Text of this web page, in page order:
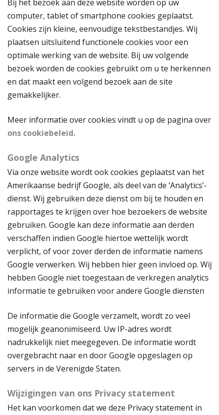
Bij het bezoek aan deze website worden op uw
computer, tablet of smartphone cookies geplaatst.
Cookies zijn kleine, eenvoudige tekstbestandjes. Wij
plaatsen uitsluitend functionele cookies voor een
optimale werking van de website. Bij uw volgende
bezoek worden de cookies gebruikt om u te herkennen
en dat maakt een volgend bezoek aan de site
gemakkelijker.
Meer informatie over cookies vindt u op de pagina over
ons cookiebeleid.
Google Analytics
Via onze website wordt ook cookies geplaatst van het
Amerikaanse bedrijf Google, als deel van de ‘Analytics’-
dienst. Wij gebruiken deze dienst om bij te houden en
rapportages te krijgen over hoe bezoekers de website
gebruiken. Google kan deze informatie aan derden
verschaffen indien Google hiertoe wettelijk wordt
verplicht, of voor zover derden de informatie namens
Google verwerken. Wij hebben hier geen invloed op. Wij
hebben Google niet toegestaan de verkregen analytics
informatie te gebruiken voor andere Google diensten
De informatie die Google verzamelt, wordt zo veel
mogelijk geanonimiseerd. Uw IP-adres wordt
nadrukkelijk niet meegegeven. De informatie wordt
overgebracht naar en door Google opgeslagen op
servers in de Verenigde Staten.
Wijzigingen van ons Privacy statement
Het kan voorkomen dat we deze Privacy statement in